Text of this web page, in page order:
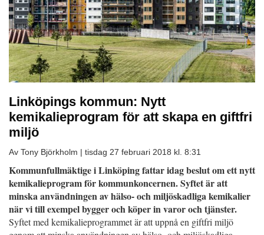
Linköpings kommun: Nytt
kemikalieprogram för att skapa en giftfri
miljö
Av Tony Björkholm | tisdag 27 februari 2018 kl. 8:31
Kommunfullmäktige i Linköping fattar idag beslut om ett nytt
kemikalieprogram för kommunkoncernen. Syftet är att
minska användningen av hälso- och miljöskadliga kemikalier
när vi till exempel bygger och köper in varor och tjänster.
Syftet med kemikalieprogrammet är att uppnå en giftfri miljö